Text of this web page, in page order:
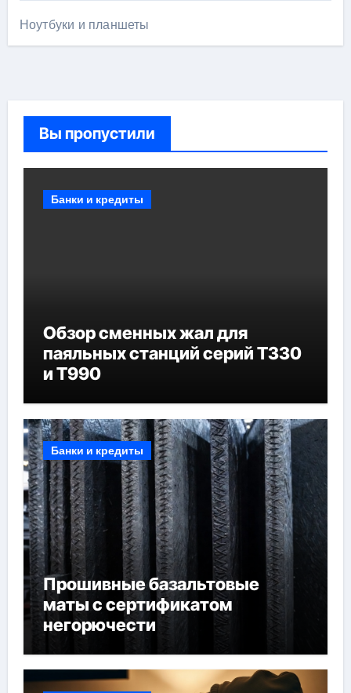
Ноутбуки и планшеты
Вы пропустили
Банки и кредиты
Обзор сменных жал для
паяльных станций серий T330
и T990
Банки и кредиты
Прошивные базальтовые
маты с сертификатом
негорючести